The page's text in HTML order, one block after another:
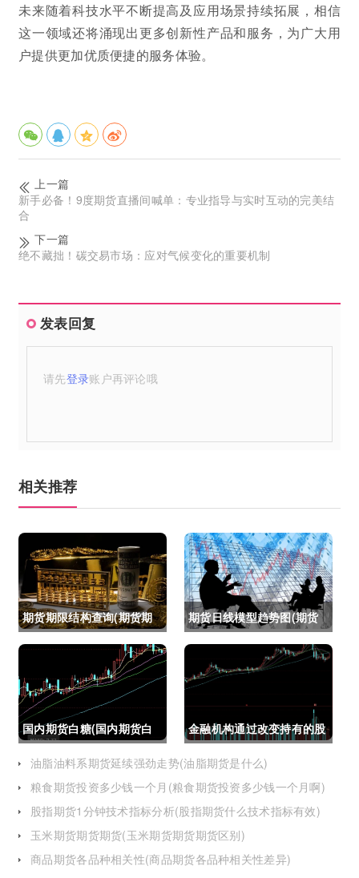
未来随着科技水平不断提高及应用场景持续拓展，相信
这一领域还将涌现出更多创新性产品和服务，为广大用
户提供更加优质便捷的服务体验。
上一篇
新手必备！9度期货直播间喊单：专业指导与实时互动的完美结
合
下一篇
绝不藏拙！碳交易市场：应对气候变化的重要机制
发表回复
请先登录账户再评论哦
相关推荐
期货期限结构查询(期货期
限结构)
期货日线模型趋势图(期货
日线模型趋势图怎么看)
国内期货白糖(国内期货白
糖合约是怎么交割)
金融机构通过改变持有的股
指期货合约(股指期货合约
最长持有多久)
油脂油料系期货延续强劲走势(油脂期货是什么)
粮食期货投资多少钱一个月(粮食期货投资多少钱一个月啊)
股指期货1分钟技术指标分析(股指期货什么技术指标有效)
玉米期货期货期货(玉米期货期货期货区别)
商品期货各品种相关性(商品期货各品种相关性差异)